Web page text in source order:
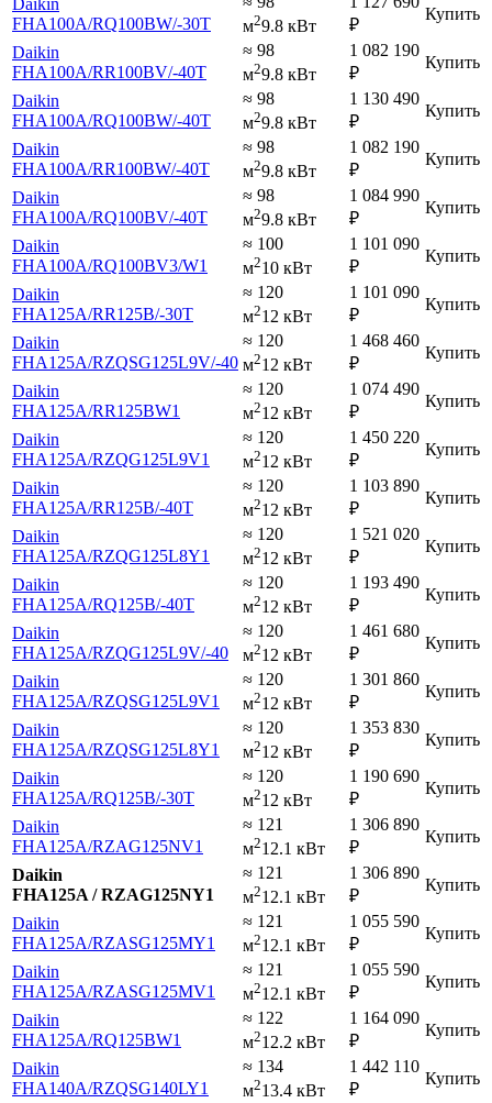
FHA100A/RQ100BW/-30T
м29.8 кВт
₽
Купить
Daikin
FHA100A/RR100BV/-40T
≈ 98
м29.8 кВт
1 082 190
₽
Купить
Daikin
FHA100A/RQ100BW/-40T
≈ 98
м29.8 кВт
1 130 490
₽
Купить
Daikin
FHA100A/RR100BW/-40T
≈ 98
м29.8 кВт
1 082 190
₽
Купить
Daikin
FHA100A/RQ100BV/-40T
≈ 98
м29.8 кВт
1 084 990
₽
Купить
Daikin
FHA100A/RQ100BV3/W1
≈ 100
м210 кВт
1 101 090
₽
Купить
Daikin
FHA125A/RR125B/-30T
≈ 120
м212 кВт
1 101 090
₽
Купить
Daikin
FHA125A/RZQSG125L9V/-40
≈ 120
м212 кВт
1 468 460
₽
Купить
Daikin
FHA125A/RR125BW1
≈ 120
м212 кВт
1 074 490
₽
Купить
Daikin
FHA125A/RZQG125L9V1
≈ 120
м212 кВт
1 450 220
₽
Купить
Daikin
FHA125A/RR125B/-40T
≈ 120
м212 кВт
1 103 890
₽
Купить
Daikin
FHA125A/RZQG125L8Y1
≈ 120
м212 кВт
1 521 020
₽
Купить
Daikin
FHA125A/RQ125B/-40T
≈ 120
м212 кВт
1 193 490
₽
Купить
Daikin
FHA125A/RZQG125L9V/-40
≈ 120
м212 кВт
1 461 680
₽
Купить
Daikin
FHA125A/RZQSG125L9V1
≈ 120
м212 кВт
1 301 860
₽
Купить
Daikin
FHA125A/RZQSG125L8Y1
≈ 120
м212 кВт
1 353 830
₽
Купить
Daikin
FHA125A/RQ125B/-30T
≈ 120
м212 кВт
1 190 690
₽
Купить
Daikin
FHA125A/RZAG125NV1
≈ 121
м212.1 кВт
1 306 890
₽
Купить
Daikin
FHA125A / RZAG125NY1
≈ 121
м212.1 кВт
1 306 890
₽
Купить
Daikin
FHA125A/RZASG125MY1
≈ 121
м212.1 кВт
1 055 590
₽
Купить
Daikin
FHA125A/RZASG125MV1
≈ 121
м212.1 кВт
1 055 590
₽
Купить
Daikin
FHA125A/RQ125BW1
≈ 122
м212.2 кВт
1 164 090
₽
Купить
Daikin
FHA140A/RZQSG140LY1
≈ 134
м213.4 кВт
1 442 110
₽
Купить